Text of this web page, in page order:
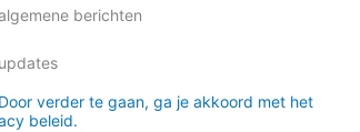
berichten
updates
Door verder te gaan, ga je akkoord met het
beleid.